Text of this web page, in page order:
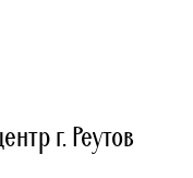
г. Реутов